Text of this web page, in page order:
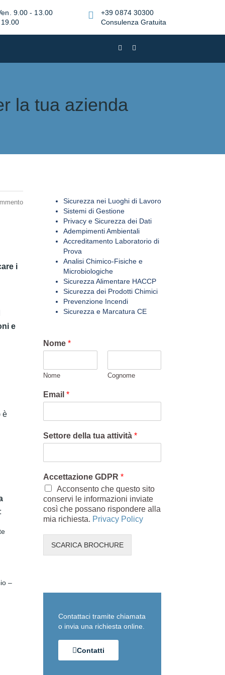
9.00 - 13.00
+39 0874 30300
Consulenza Gratuita
la tua azienda
i
e
è
:
–
Sicurezza nei Luoghi di Lavoro
Sistemi di Gestione
Privacy e Sicurezza dei Dati
Adempimenti Ambientali
Accreditamento Laboratorio di
Prova
Analisi Chimico-Fisiche e
Microbiologiche
Sicurezza Alimentare HACCP
Sicurezza dei Prodotti Chimici
Prevenzione Incendi
Sicurezza e Marcatura CE
Nome *
Nome Cognome
Email *
Settore della tua attività *
Accettazione GDPR *
Acconsento che questo sito
conservi le informazioni inviate
così che possano rispondere alla
mia richiesta. Privacy Policy
SCARICA BROCHURE
Contattaci tramite chiamata
o invia una richiesta online.
Contatti